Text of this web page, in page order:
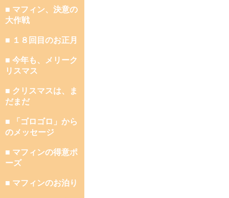
■ マフィン、決意の
大作戦
■ １８回目のお正月
■ 今年も、メリーク
リスマス
■ クリスマスは、ま
だまだ
■ 「ゴロゴロ」から
のメッセージ
■ マフィンの得意ポ
ーズ
■ マフィンのお泊り